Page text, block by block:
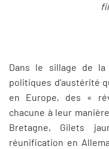
Dans le sillage de
politiques d’austérité
en Europe, des «
chacune à leur
Bretagne, Gilets
réunification en